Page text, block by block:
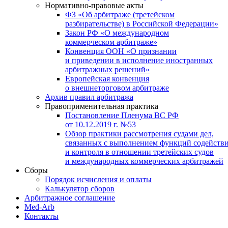
Нормативно-правовые акты
ФЗ «Об арбитраже (третейском
разбирательстве) в Российской Федерации»
Закон РФ «О международном
коммерческом арбитраже»
Конвенция ООН «О признании
и приведении в исполнение иностранных
арбитражных решений»
Европейская конвенция
о внешнеторговом арбитраже
Архив правил арбитража
Правоприменительная практика
Постановление Пленума ВС РФ
от 10.12.2019 г. №53
Обзор практики рассмотрения судами дел,
связанных с выполнением функций
и контроля в отношении третейских судов
и международных коммерческих арбитражей
Сборы
Порядок исчисления и оплаты
Калькулятор сборов
Арбитражное соглашение
Med-Arb
Контакты